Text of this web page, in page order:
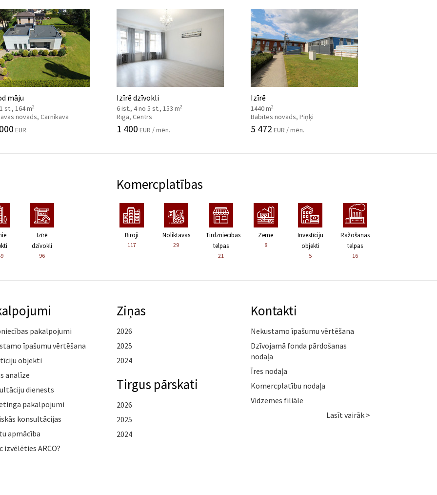
māju
st., 164 m2
novads, Carnikava
EUR
Izīrē dzīvokli
6 ist., 4 no 5 st., 153 m2
Rīga, Centrs
1 400 EUR / mēn.
Izīrē
1440 m2
Babītes novads, Piņķi
5 472 EUR / mēn.
Izīrē
dzīvokli
96
Komercplatības
Biroji
117
Noliktavas
29
Tirdzniecības
telpas
21
Zeme
8
Investīciju
objekti
5
Ražošanas
telpas
16
pakalpojumi
īpašumu vērtēšana
objekti
analīze
dienests
pakalpojumi
konsultācijas
apmācība
izvēlēties ARCO?
Ziņas
2026
2025
2024
Tirgus pārskati
2026
2025
2024
Kontakti
Nekustamo īpašumu vērtēšana
Dzīvojamā fonda pārdošanas
nodaļa
Īres nodaļa
Komercplatību nodaļa
Vidzemes filiāle
Lasīt vairāk >